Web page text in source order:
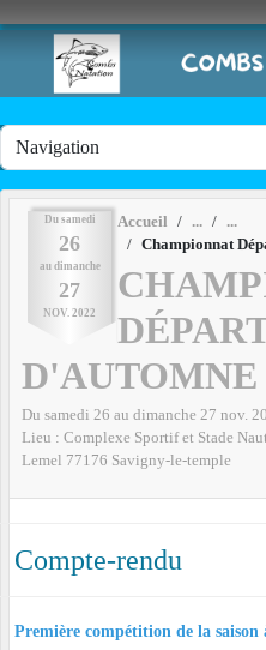
Du samedi
26
au dimanche
27
NOV. 2022
Accueil
Championnat
D'AUTOMNE
Du samedi 26 au dimanche 27 nov.
Lieu : Complexe Sportif et Stade
Lemel 77176 Savigny-le-temple
Compte-rendu
Première compétition de la